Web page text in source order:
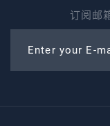
订阅邮
Enter your E-